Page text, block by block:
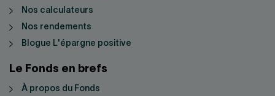
Nos calculateurs
Nos rendements
Blogue L'épargne positive
Le Fonds en brefs
À propos du Fonds